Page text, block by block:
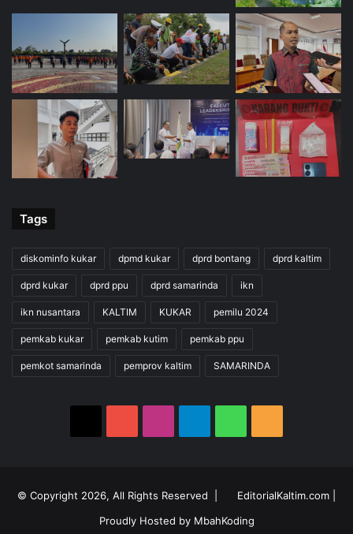
Tags
diskominfo kukar dpmd kukar dprd bontang dprd kaltim
dprd kukar dprd ppu dprd samarinda ikn
ikn nusantara KALTIM KUKAR pemilu 2024
pemkab kukar pemkab kutim pemkab ppu
pemkot samarinda pemprov kaltim SAMARINDA
© Copyright 2026, All Rights Reserved | EditorialKaltim.com
Proudly Hosted by MbahKoding